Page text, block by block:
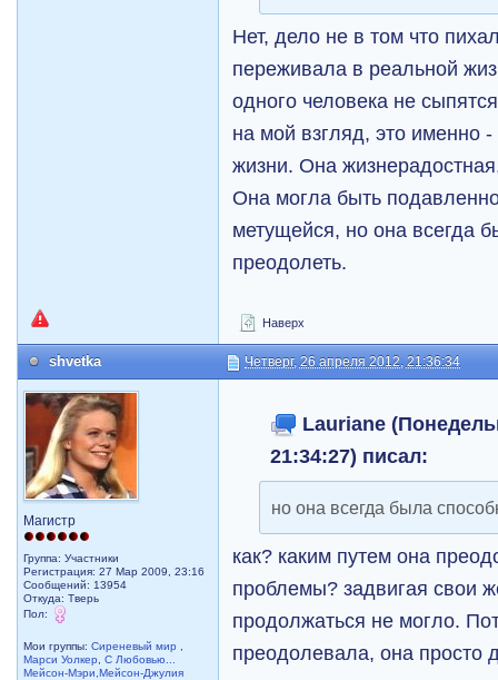
Нет, дело не в том что
переживала в реальной
одного человека не
на мой взгляд, это именно
жизни. Она
Она могла быть
метущейся, но она всегда
преодолеть.
Наверх
shvetka Четверг, 26 апреля 2012, 21:36:34
Магистр
Группа: Участники
Регистрация: 27 Мар 2009, 23:16
Сообщений: 13954
Откуда: Тверь
Пол:
Мои группы:Сиреневый мир
Марси Уолкер
,С Любовью...
Мейсон-Мэри,Мейсон-Джулия
Lauriane
21:34:27) писал:
но она всегда была
как? каким путем она
проблемы? задвигая свои
продолжаться не могло.
преодолевала, она просто